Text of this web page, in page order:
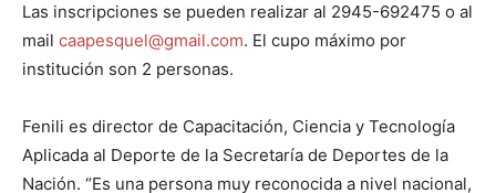
Las inscripciones se pueden realizar al 2945-692475 o al
mail caapesquel@gmail.com. El cupo máximo por
institución son 2 personas.
Fenili es director de Capacitación, Ciencia y Tecnología
Aplicada al Deporte de la Secretaría de Deportes de la
Nación. “Es una persona muy reconocida a nivel nacional,